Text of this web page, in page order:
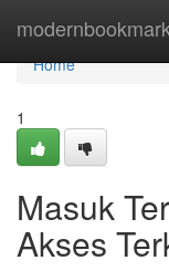
Home
Home
1
Masuk
Akses